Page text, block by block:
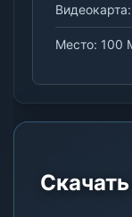
Место: 100